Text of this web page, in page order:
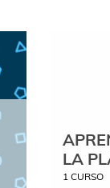
LA
1 CURSO